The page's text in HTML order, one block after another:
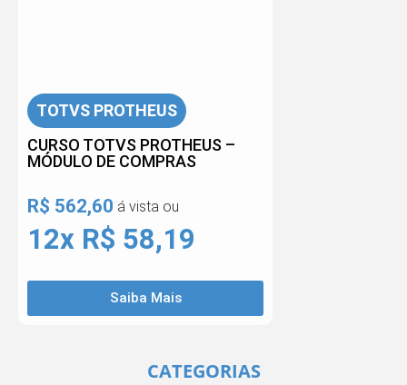
TOTVS PROTHEUS
CURSO TOTVS PROTHEUS –
MÓDULO DE COMPRAS
R$ 562,60 á vista ou
12x R$ 58,19
Saiba Mais
CATEGORIAS